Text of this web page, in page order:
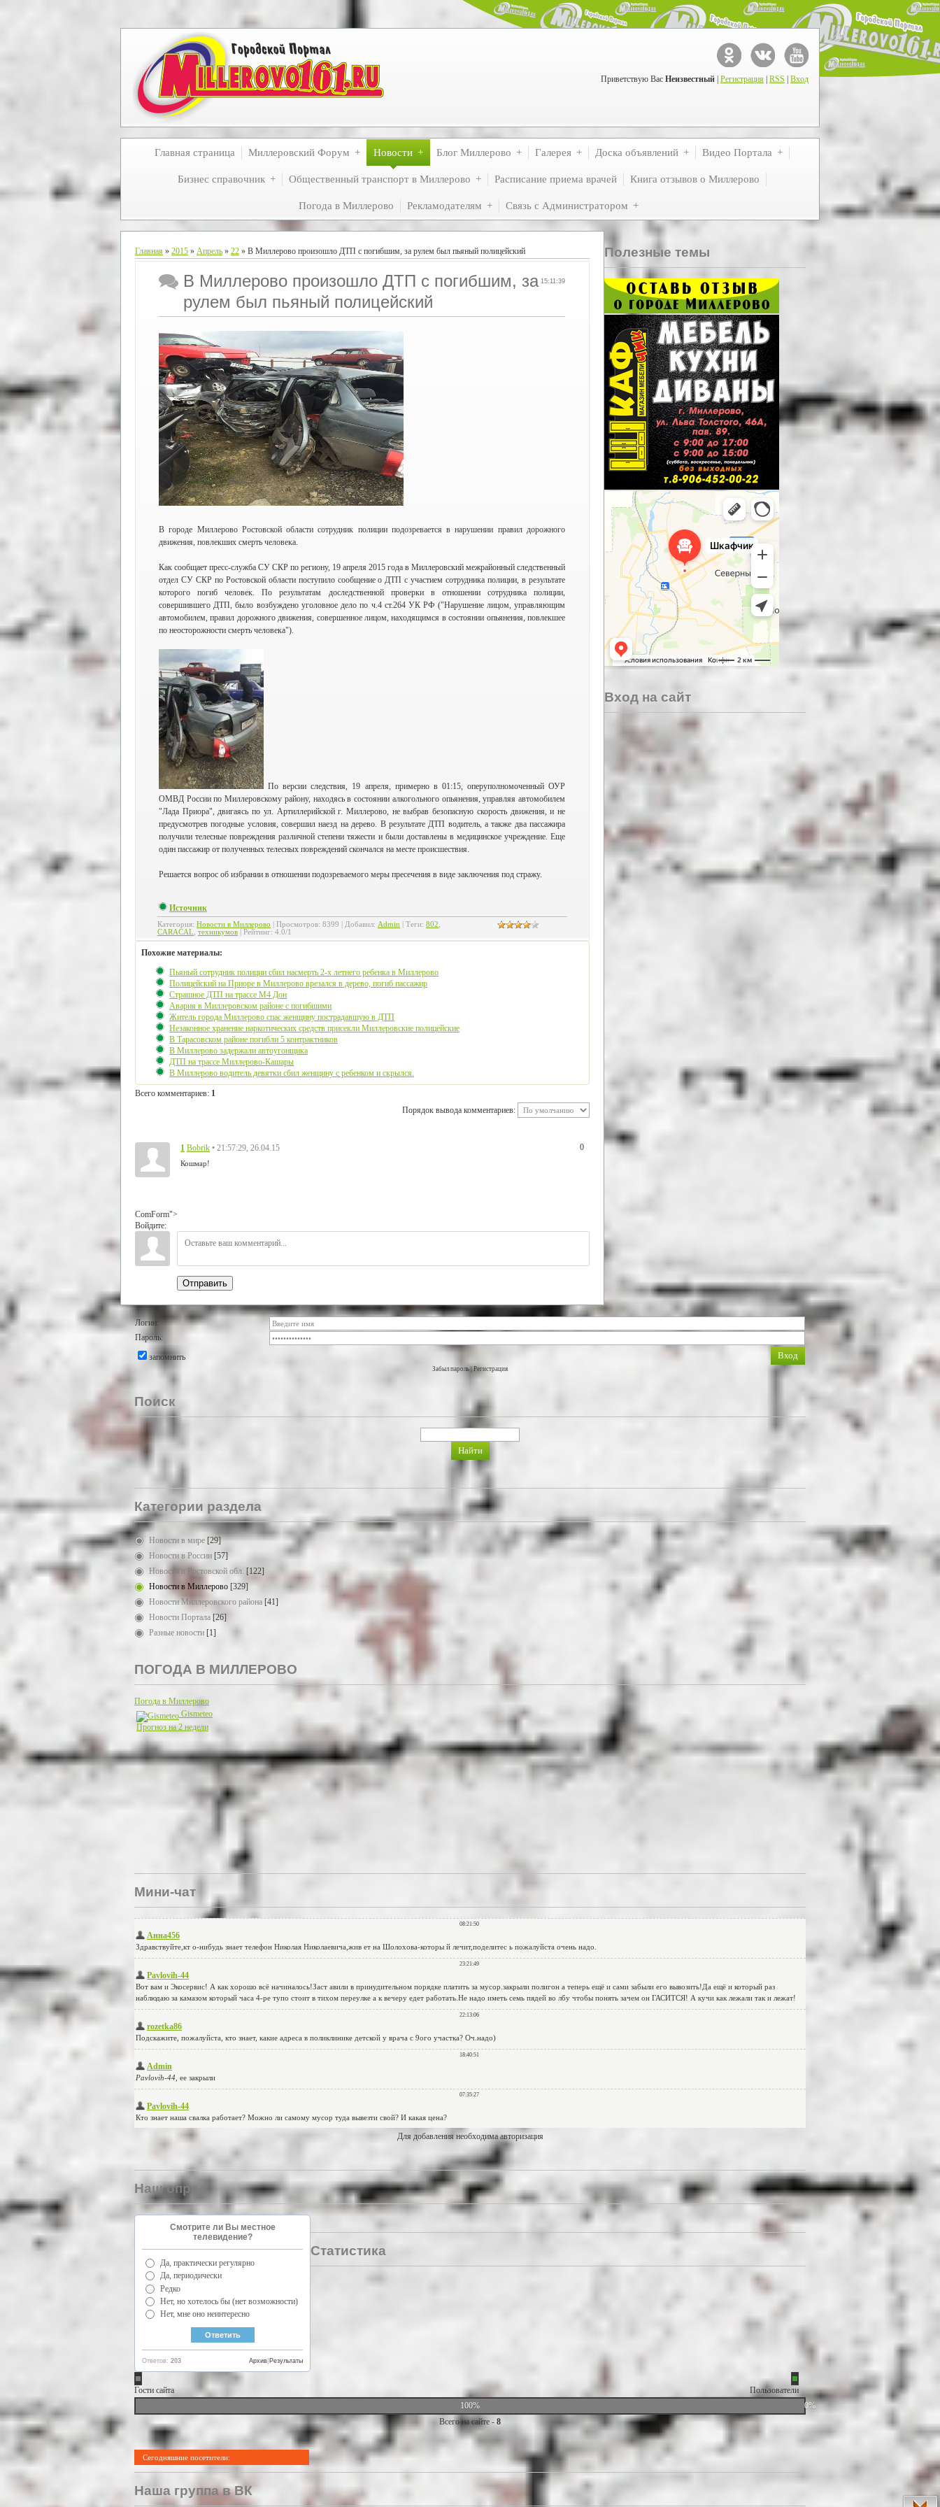
Приветствую Вас Неизвестный Регистрация RSS Вход
Главная страница Миллеровский Форум Новости Блог Миллерово Галерея Доска объявлений Видео Портала
Бизнес справочник Общественный транспорт в Миллерово Расписание приема врачей Книга отзывов о Миллерово
Погода в Миллерово Рекламодателям Связь с Администратором
Главная » 2015 » Апрель » 22 » В Миллерово произошло ДТП с погибшим, за рулем был пьяный полицейский
15:11:39
В Миллерово произошло ДТП с погибшим, за
рулем был пьяный полицейский
В городе Миллерово Ростовской области сотрудник полиции подозревается в нарушении правил дорожного
движения, повлекших смерть человека.
Как сообщает пресс-служба СУ СКР по региону, 19 апреля 2015 года в Миллеровский межрайонный следственный
отдел СУ СКР по Ростовской области поступило сообщение о ДТП с участием сотрудника полиции, в результате
которого погиб человек. По результатам доследственной проверки в отношении сотрудника полиции,
совершившего ДТП, было возбуждено уголовное дело по ч.4 ст.264 УК РФ ("Нарушение лицом, управляющим
автомобилем, правил дорожного движения, совершенное лицом, находящимся в состоянии опьянения, повлекшее
по неосторожности смерть человека").
По версии следствия, 19 апреля, примерно в 01:15, оперуполномоченный ОУР
ОМВД России по Миллеровскому району, находясь в состоянии алкогольного опьянения, управляя автомобилем
"Лада Приора", двигаясь по ул. Артиллерийской г. Миллерово, не выбрав безопасную скорость движения, и не
предусмотрев погодные условия, совершил наезд на дерево. В результате ДТП водитель, а также два пассажира
получили телесные повреждения различной степени тяжести и были доставлены в медицинское учреждение. Еще
один пассажир от полученных телесных повреждений скончался на месте происшествия.
Решается вопрос об избрании в отношении подозреваемого меры пресечения в виде заключения под стражу.
Источник
Категория: Новости в Миллерово Просмотров: 8399 Добавил: Admin Теги: 802
CARACAL
техникумов Рейтинг: 4.0/1
Похожие материалы:
Пьяный сотрудник полиции сбил насмерть 2-х летнего ребенка в Миллерово
Полицейский на Приоре в Миллерово врезался в дерево, погиб пассажир
Страшное ДТП на трассе М4 Дон
Авария в Миллеровском районе с погибшими
Житель города Миллерово спас женщину пострадавшую в ДТП
Незаконное хранение наркотических средств присекли Миллеровские полицейские
В Тарасовском районе погибли 5 контрактников
В Миллерово задержали автоугонщика
ДТП на трассе Миллерово-Кашары
В Миллерово водитель девятки сбил женщину с ребенком и скрылся.
Всего комментариев: 1
Порядок вывода комментариев:
0
1 Bobrik • 21:57:29, 26.04.15
Кошмар!
ComForm">
Войдите:
Отправить
Полезные темы
Вход на сайт
Логин:
Пароль:
запомнить
Забыл пароль|Регистрация
Поиск
Категории раздела
Новости в мире [29]
Новости в России [57]
Новости в Ростовской обл. [122]
Новости в Миллерово [329]
Новости Миллеровского района [41]
Новости Портала [26]
Разные новости [1]
ПОГОДА В МИЛЛЕРОВО
Погода в Миллерово
Gismeteo
Прогноз на 2 недели
Мини-чат
Для добавления необходима авторизация
Наш опрос
Смотрите ли Вы местное
телевидение?
Да, практически регулярно
Да, периодически
Редко
Нет, но хотелось бы (нет возможности)
Нет, мне оно неинтересно
Ответов: 203 Результаты
Архив
Статистика
Гости сайта
Пользователи
100%
0%
Всего на сайте - 8
Сегодняшние посетители:
Наша группа в ВК